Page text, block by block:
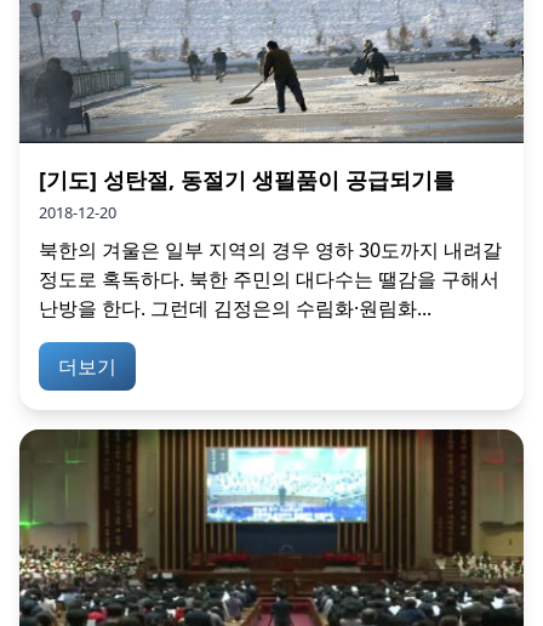
[기도] 성탄절, 동절기 생필품이 공급되기를
2018-12-20
북한의 겨울은 일부 지역의 경우 영하 30도까지 내려갈
정도로 혹독하다. 북한 주민의 대다수는 땔감을 구해서
난방을 한다. 그런데 김정은의 수림화·원림화...
더보기